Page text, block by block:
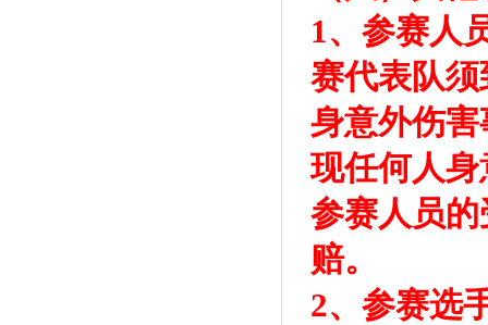
1、参赛人
赛代表队
身意外伤
现任何人
参赛人员
赔。
2、参赛选